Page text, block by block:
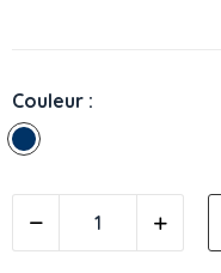
Couleur :
Bleu